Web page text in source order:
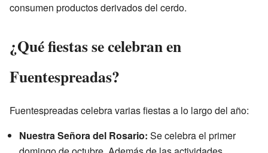
consumen productos derivados del cerdo.
¿Qué fiestas se celebran en
Fuentespreadas?
Fuentespreadas celebra varias fiestas a lo largo del año:
Nuestra Señora del Rosario: Se celebra el primer